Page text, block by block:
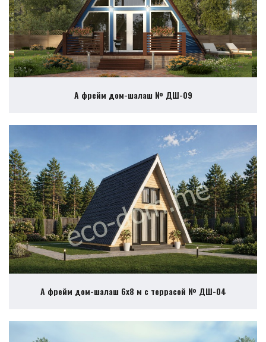
А фрейм дом-шалаш № ДШ-09
А фрейм дом-шалаш 6х8 м с террасой № ДШ-04